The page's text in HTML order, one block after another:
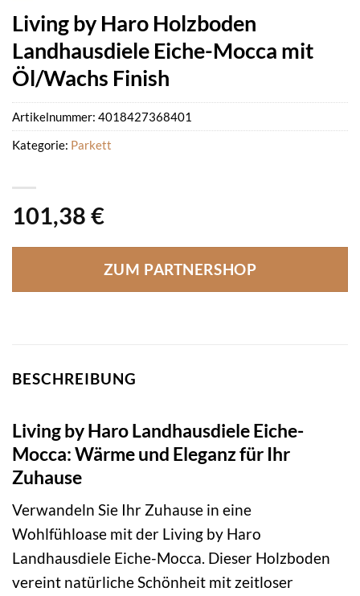
Living by Haro Holzboden
Landhausdiele Eiche-Mocca mit
Öl/Wachs Finish
101,38 €
ZUM PARTNERSHOP
Artikelnummer: 4018427368401
Kategorie: Parkett
BESCHREIBUNG
Living by Haro Landhausdiele Eiche-
Mocca: Wärme und Eleganz für Ihr
Zuhause
Verwandeln Sie Ihr Zuhause in eine
Wohlfühloase mit der Living by Haro
Landhausdiele Eiche-Mocca. Dieser Holzboden
vereint natürliche Schönheit mit zeitloser